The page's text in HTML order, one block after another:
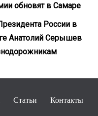
обновят в Самаре
России в
Анатолий Серышев
Статьи Контакты